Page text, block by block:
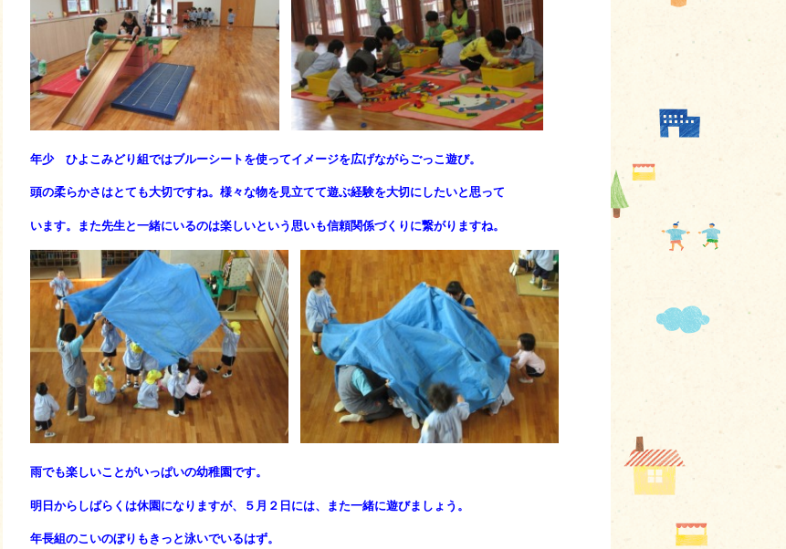
年少 ひよこみどり組ではブルーシートを使ってイメージを広げながらごっこ遊び。
頭の柔らかさはとても大切ですね。様々な物を見立てて遊ぶ経験を大切にしたいと思って
います。また先生と一緒にいるのは楽しいという思いも信頼関係づくりに繋がりますね。
雨でも楽しいことがいっぱいの幼稚園です。
明日からしばらくは休園になりますが、５月２日には、また一緒に遊びましょう。
年長組のこいのぼりもきっと泳いでいるはず。